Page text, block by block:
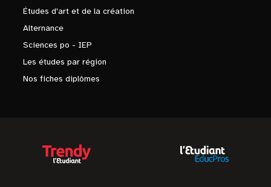
Études d'art et de la création
Alternance
Sciences po - IEP
Les études par région
Nos fiches diplômes